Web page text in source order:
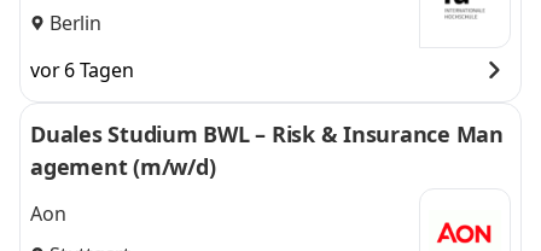
Berlin
vor 6 Tagen
Duales Studium BWL – Risk & Insurance Man
agement (m/w/d)
Aon